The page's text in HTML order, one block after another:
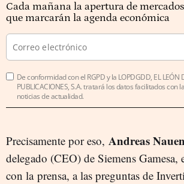
Cada mañana la apertura de
que marcarán la agenda económica
De conformidad con el RGPD y la LOPDGDD, EL LEÓN
PUBLICACIONES, S.A. tratará los datos facilitados con
noticias de actualidad.
Precisamente por eso, Andreas
delegado (CEO) de Siemens Gamesa,
con la prensa, a las preguntas de